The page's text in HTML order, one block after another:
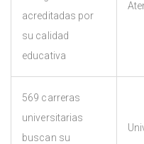
acreditadas por
su calidad
educativa
569 carreras
universitarias
buscan su